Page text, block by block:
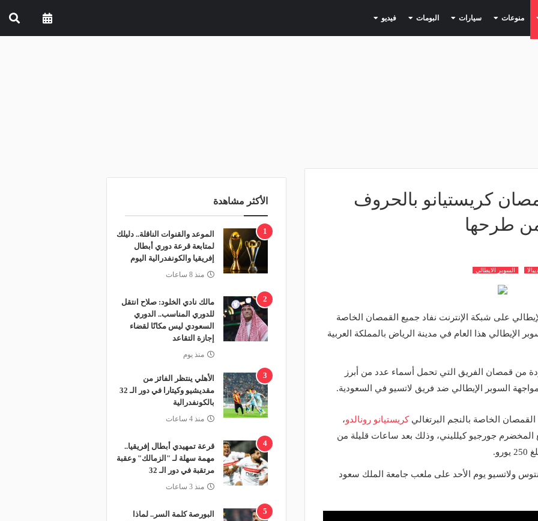
(current) منوعات (current) سيارات (current) البومات (current) فيديو (current)
كريستيانو بالحروف
من طرحها
السوبر الايطالي
على شبكة الإنترنت نفاد جميع القمصان الخاصة
الإيطالي هذا العام في مدينة الرياض بالمملكة العربية
من قمصان الفريق التي تحمل أسماء عدد من أبرز
مواجهة السوبر الإيطالي ضد فريق لاتسيو في السعودية.
الخاصة بالنجم البرتغاليكريستيانو رونالدو،
المخضرم جورجيو كيلليني، وذلك بعد ساعات قليلة من
ولاتسيو يوم الأحد على ملعب جامعة الملك سعود
الأكثر مشاهدة
1
الموعد والقنوات الناقلة.. دليلك
لمتابعة قرعة دوري أبطال
إفريقيا والكونفدرالية اليوم
منذ 8 ساعات
2
مالك نادي الخلود: صلاح انتقل
للدوري المناسب.. الدوري
السعودي ليس مكانًا لقضاء
إجازة التقاعد
منذ يوم
3
الأهلي ينتظر الفائز من
مقديشيو وكيتارا في دور الـ 32
بالكونفدرالية
منذ 4 ساعات
4
قرعة تمهيدي أبطال إفريقيا..
مهمة سهلة لـ "الزمالك" وعقبة
مرتقبة في دور الـ 32
منذ 3 ساعات
5
البورصة كلمة السر.. لماذا